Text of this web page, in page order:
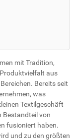
mit Tradition,
aus
Bereits seit
was
Textilgeschäft
Bestandteil von
fusioniert haben.
und zu den größten